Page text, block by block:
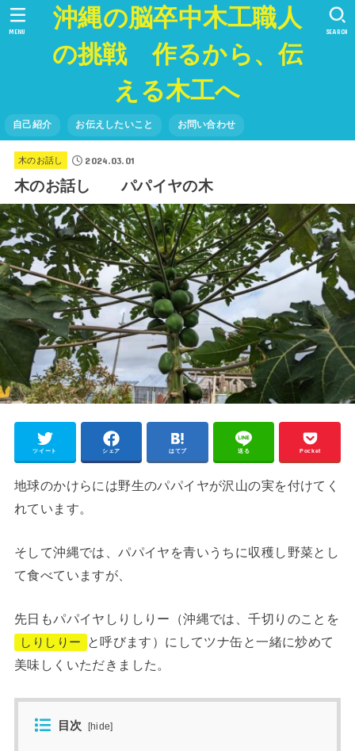
沖縄の脳卒中木工職人
の挑戦 作るから、伝
える木工へ
自己紹介 お伝えしたいこと お問い合わせ
SEARCH
MENU
木のお話し 2024.03.01
木のお話し パパイヤの木
ツイート シェア はてブ 送る Pocket
地球のかけらには野生のパパイヤが沢山の実を付けてく
れています。
そして沖縄では、パパイヤを青いうちに収穫し野菜とし
て食べていますが、
先日もパパイヤしりしりー（沖縄では、千切りのことを
しりしりー
と呼びます）にしてツナ缶と一緒に炒めて
美味しくいただきました。
目次 [hide]